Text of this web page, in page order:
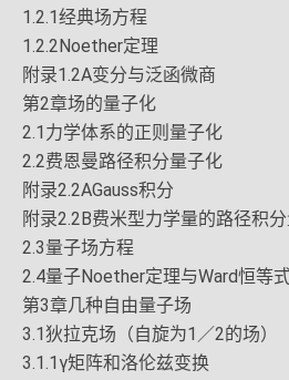
1.2.1经典场方程
1.2.2Noether定理
附录1.2A变分与泛函微商
第2章场的量子化
2.1力学体系的正则量子化
2.2费恩曼路径积分量子化
附录2.2AGauss积分
附录2.2B费米型力学量的路径积
2.3量子场方程
2.4量子Noether定理与Ward恒等
第3章几种自由量子场
3.1狄拉克场（自旋为1／2的场）
3.1.1γ矩阵和洛伦兹变换